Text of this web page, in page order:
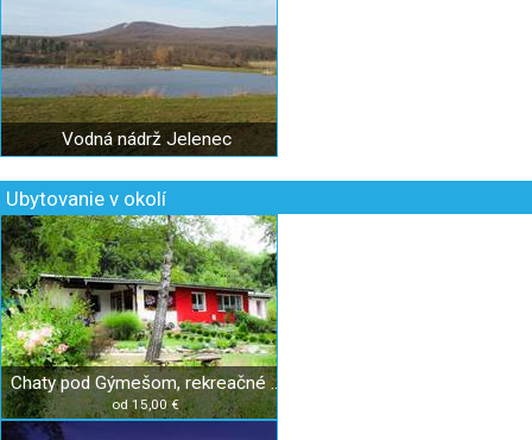
Vodná nádrž Jelenec
Ubytovanie v okolí
Chaty pod Gýmešom, rekreačné zariadenie
od 15,00 €